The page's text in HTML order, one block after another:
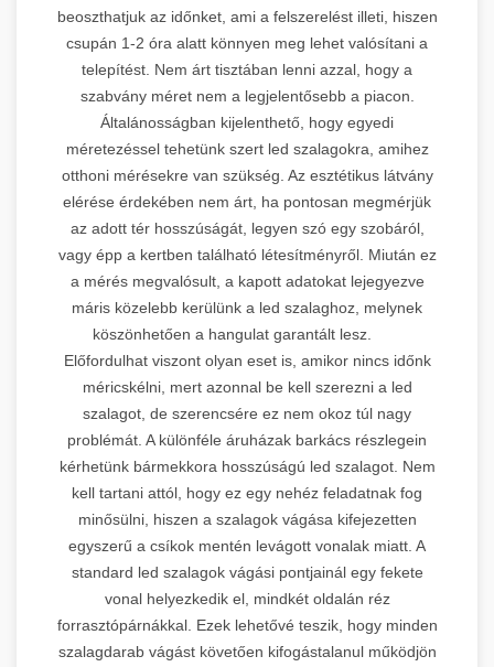
beoszthatjuk az időnket, ami a felszerelést illeti, hiszen
csupán 1-2 óra alatt könnyen meg lehet valósítani a
telepítést. Nem árt tisztában lenni azzal, hogy a
szabvány méret nem a legjelentősebb a piacon.
Általánosságban kijelenthető, hogy egyedi
méretezéssel tehetünk szert led szalagokra, amihez
otthoni mérésekre van szükség. Az esztétikus látvány
elérése érdekében nem árt, ha pontosan megmérjük
az adott tér hosszúságát, legyen szó egy szobáról,
vagy épp a kertben található létesítményről. Miután ez
a mérés megvalósult, a kapott adatokat lejegyezve
máris közelebb kerülünk a led szalaghoz, melynek
köszönhetően a hangulat garantált lesz.
Előfordulhat viszont olyan eset is, amikor nincs időnk
méricskélni, mert azonnal be kell szerezni a led
szalagot, de szerencsére ez nem okoz túl nagy
problémát. A különféle áruházak barkács részlegein
kérhetünk bármekkora hosszúságú led szalagot. Nem
kell tartani attól, hogy ez egy nehéz feladatnak fog
minősülni, hiszen a szalagok vágása kifejezetten
egyszerű a csíkok mentén levágott vonalak miatt. A
standard led szalagok vágási pontjainál egy fekete
vonal helyezkedik el, mindkét oldalán réz
forrasztópárnákkal. Ezek lehetővé teszik, hogy minden
szalagdarab vágást követően kifogástalanul működjön